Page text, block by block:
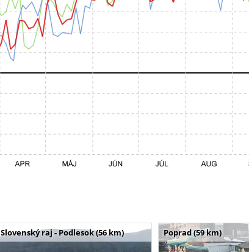
Slovenský raj - Podlesok (56 km) Poprad (59 km)